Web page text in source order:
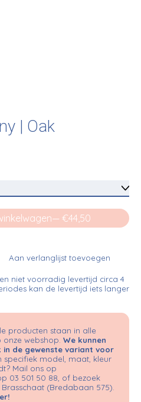
| Oak
— €44,50
Aan verlanglijst toevoegen
niet voorradig levertijd circa 4
kan de levertijd iets langer
producten staan in alle
webshop. We kunnen
de gewenste variant voor
specifiek model, maat, kleur
Mail ons op
03 501 50 88, of bezoek
(Bredabaan 575).